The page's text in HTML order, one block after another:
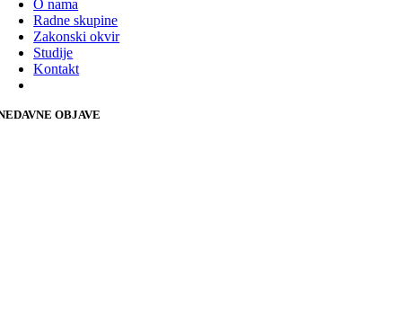
O nama
Radne skupine
Zakonski okvir
Studije
Kontakt
OBJAVE